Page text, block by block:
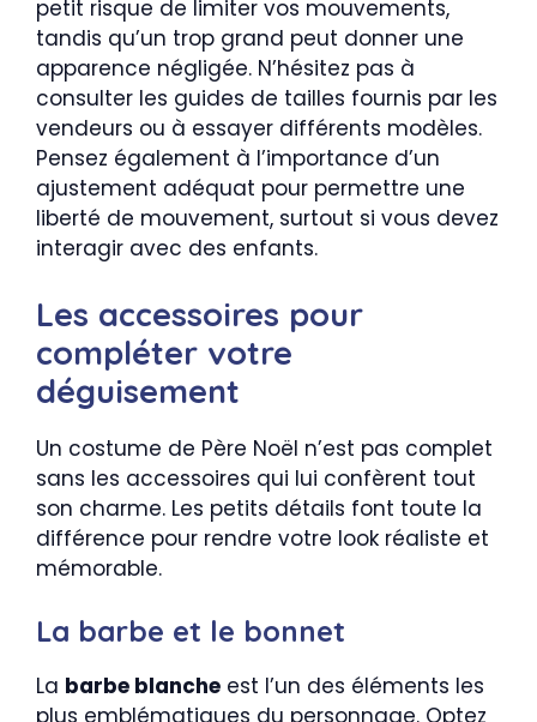
petit risque de limiter vos mouvements,
tandis qu’un trop grand peut donner une
apparence négligée. N’hésitez pas à
consulter les guides de tailles fournis par les
vendeurs ou à essayer différents modèles.
Pensez également à l’importance d’un
ajustement adéquat pour permettre une
liberté de mouvement, surtout si vous devez
interagir avec des enfants.
Les accessoires pour
compléter votre
déguisement
Un costume de Père Noël n’est pas complet
sans les accessoires qui lui confèrent tout
son charme. Les petits détails font toute la
différence pour rendre votre look réaliste et
mémorable.
La barbe et le bonnet
La barbe blanche est l’un des éléments les
plus emblématiques du personnage. Optez